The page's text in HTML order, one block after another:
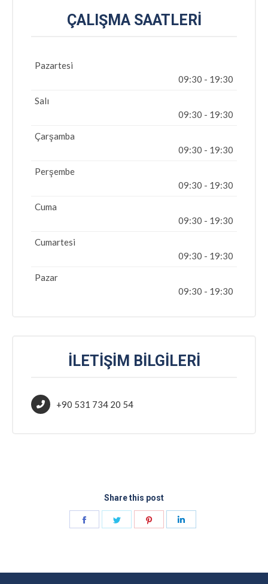
ÇALIŞMA SAATLERI
Pazartesi
09:30 - 19:30
Salı
09:30 - 19:30
Çarşamba
09:30 - 19:30
Perşembe
09:30 - 19:30
Cuma
09:30 - 19:30
Cumartesi
09:30 - 19:30
Pazar
09:30 - 19:30
İLETIŞIM BILGILERI
+90 531 734 20 54
Share this post